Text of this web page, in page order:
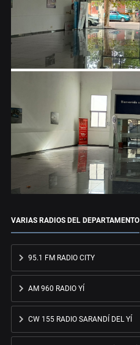
VARIAS RADIOS DEL DEPARTAMENTO
95.1 FM RADIO CITY
AM 960 RADIO YÍ
CW 155 RADIO SARANDÍ DEL YÍ